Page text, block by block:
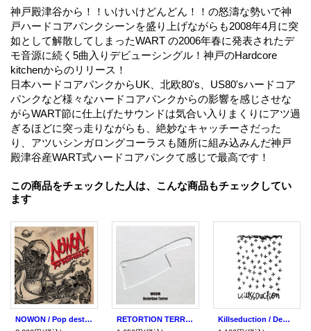
神戸殿津谷から！！いけいけどんどん！！の怒濤な勢いで神
戸ハードコアパンクシーンを盛り上げながらも2008年4月に突
如として解散してしまったWART の2006年春に発表されたデ
モ音源に続く5曲入りデビューシングル！神戸のHardcore
kitchenからのリリース！
日本ハードコアパンクからUK、北欧80's、US80'sハードコア
パンクなど様々なハードコアパンクからの影響を感じさせな
がらWART節に仕上げたサウンドは気合い入りまくりにアツ過
ぎるほどに突っ走りながらも、絶妙なキャッチーさだった
り、アツいシンガロングコーラスも随所に組み込みんだ神戸
殿津谷産WART式ハードコアパンクて感じで最高です！
この商品をチェックした人は、こんな商品もチェックしてい
ます
NOWON / Pop destroyed pop (cd) Hardcore kitchen
RETORTION TERROR, WORM / split (cd) Hardcore kitchen
Killseduction / Demo (cd) Hardcore kitchen